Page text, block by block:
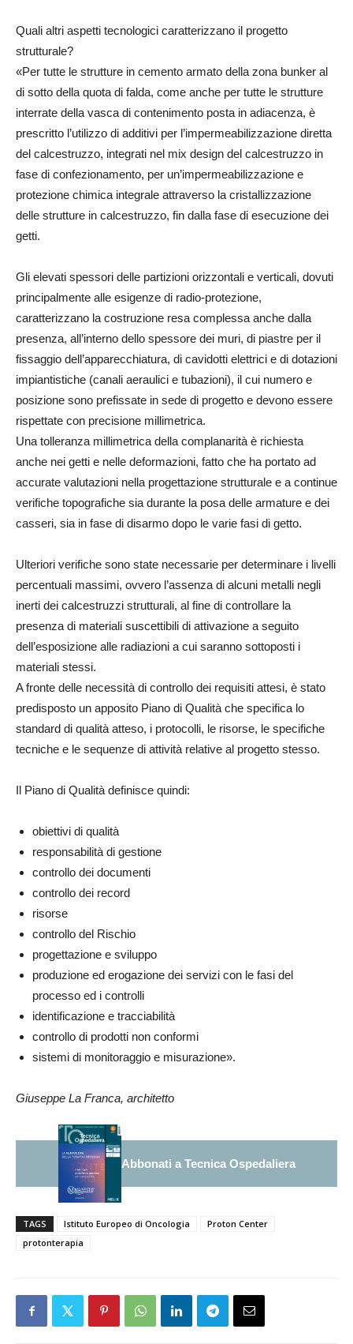
Quali altri aspetti tecnologici caratterizzano il progetto
strutturale?
«Per tutte le strutture in cemento armato della zona bunker al
di sotto della quota di falda, come anche per tutte le strutture
interrate della vasca di contenimento posta in adiacenza, è
prescritto l’utilizzo di additivi per l’impermeabilizzazione diretta
del calcestruzzo, integrati nel mix design del calcestruzzo in
fase di confezionamento, per un’impermeabilizzazione e
protezione chimica integrale attraverso la cristallizzazione
delle strutture in calcestruzzo, fin dalla fase di esecuzione dei
getti.
Gli elevati spessori delle partizioni orizzontali e verticali, dovuti
principalmente alle esigenze di radio-protezione,
caratterizzano la costruzione resa complessa anche dalla
presenza, all’interno dello spessore dei muri, di piastre per il
fissaggio dell’apparecchiatura, di cavidotti elettrici e di dotazioni
impiantistiche (canali aeraulici e tubazioni), il cui numero e
posizione sono prefissate in sede di progetto e devono essere
rispettate con precisione millimetrica.
Una tolleranza millimetrica della complanarità è richiesta
anche nei getti e nelle deformazioni, fatto che ha portato ad
accurate valutazioni nella progettazione strutturale e a continue
verifiche topografiche sia durante la posa delle armature e dei
casseri, sia in fase di disarmo dopo le varie fasi di getto.
Ulteriori verifiche sono state necessarie per determinare i livelli
percentuali massimi, ovvero l’assenza di alcuni metalli negli
inerti dei calcestruzzi strutturali, al fine di controllare la
presenza di materiali suscettibili di attivazione a seguito
dell’esposizione alle radiazioni a cui saranno sottoposti i
materiali stessi.
A fronte delle necessità di controllo dei requisiti attesi, è stato
predisposto un apposito Piano di Qualità che specifica lo
standard di qualità atteso, i protocolli, le risorse, le specifiche
tecniche e le sequenze di attività relative al progetto stesso.
Il Piano di Qualità definisce quindi:
obiettivi di qualità
responsabilità di gestione
controllo dei documenti
controllo dei record
risorse
controllo del Rischio
progettazione e sviluppo
produzione ed erogazione dei servizi con le fasi del
processo ed i controlli
identificazione e tracciabilità
controllo di prodotti non conformi
sistemi di monitoraggio e misurazione».
Giuseppe La Franca, architetto
Abbonati a Tecnica Ospedaliera
TAGS Istituto Europeo di Oncologia
Proton Center
protonterapia